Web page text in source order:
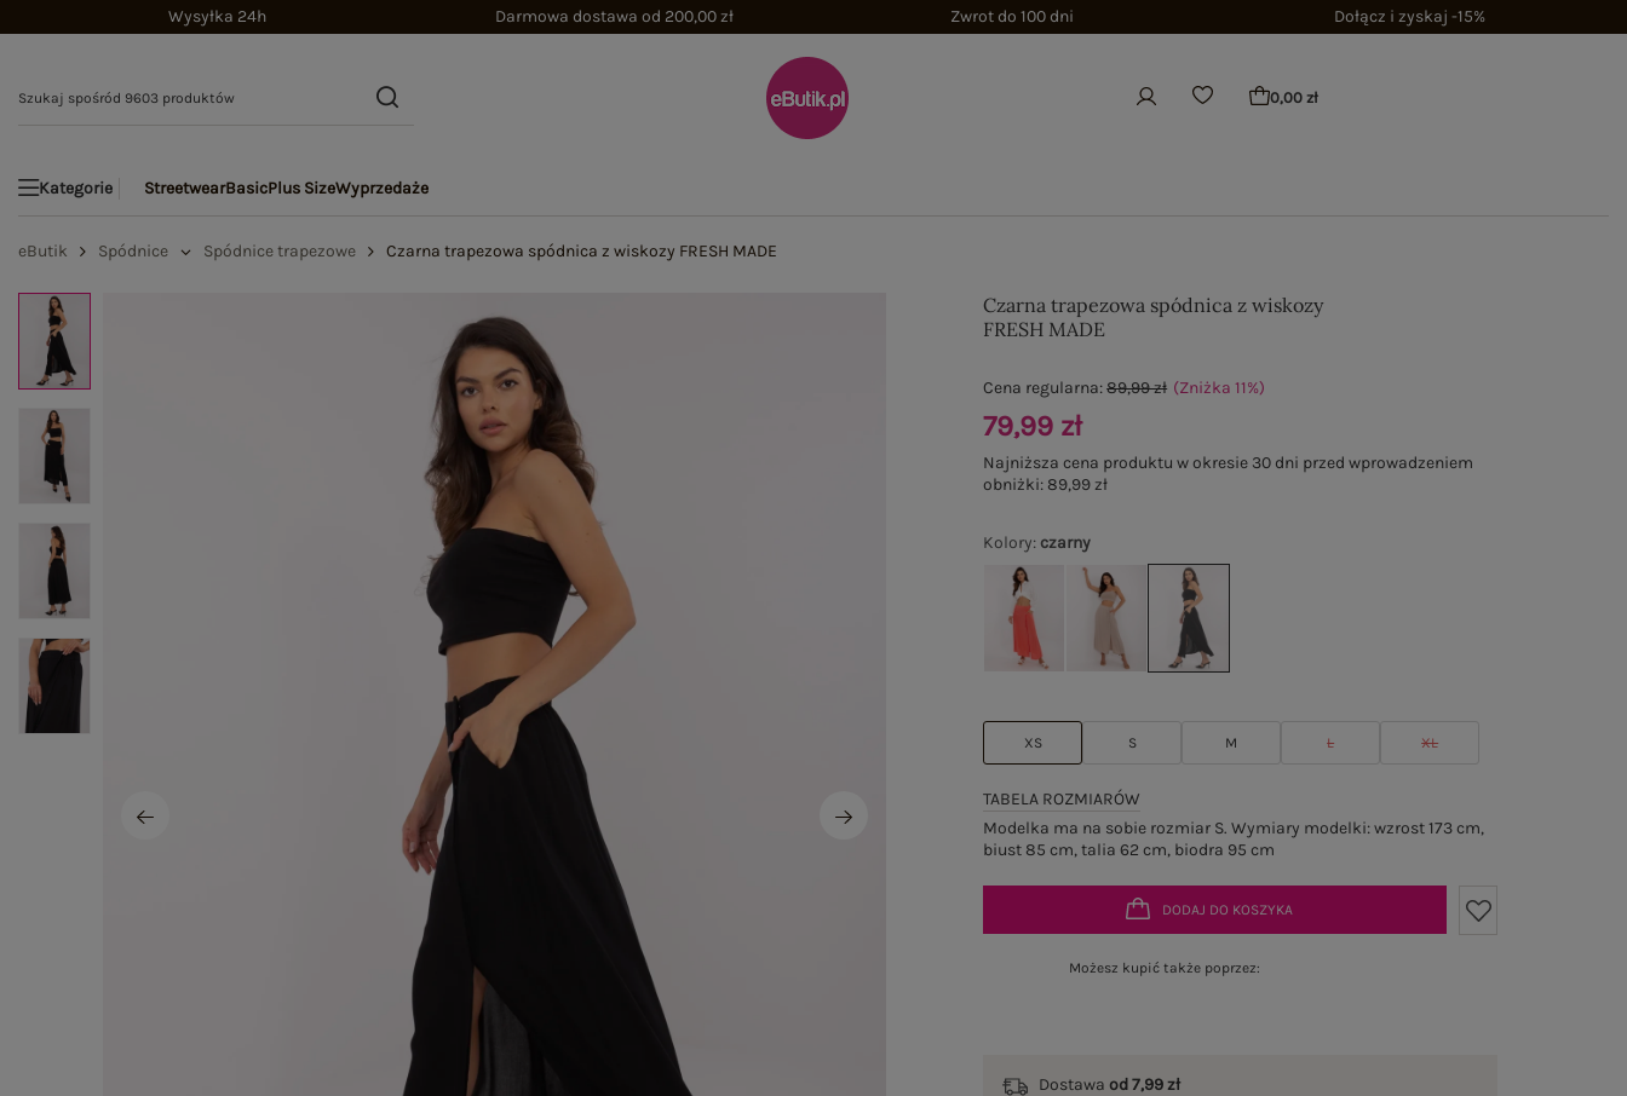
Wysyłka 24h Darmowa dostawa od 200,00 zł Zwrot do 100 dni Dołącz i zyskaj -15%
0,00 zł
Kategorie StreetwearBasicPlus SizeWyprzedaże
eButik Spódnice Spódnice trapezowe Czarna trapezowa spódnica z wiskozy FRESH MADE
Czarna trapezowa spódnica z wiskozy
FRESH MADE
Kolory: czarny
XS S M L XL
TABELA ROZMIARÓW
Modelka ma na sobie rozmiar S. Wymiary modelki: wzrost 173 cm,
biust 85 cm, talia 62 cm, biodra 95 cm
Cena regularna:89,99 zł (Zniżka11%)
79,99 zł
Najniższa cena produktu w okresie 30 dni przed wprowadzeniem
obniżki: 89,99 zł
DODAJ DO KOSZYKA
Możesz kupić także poprzez:
Dostawaod 7,99 zł